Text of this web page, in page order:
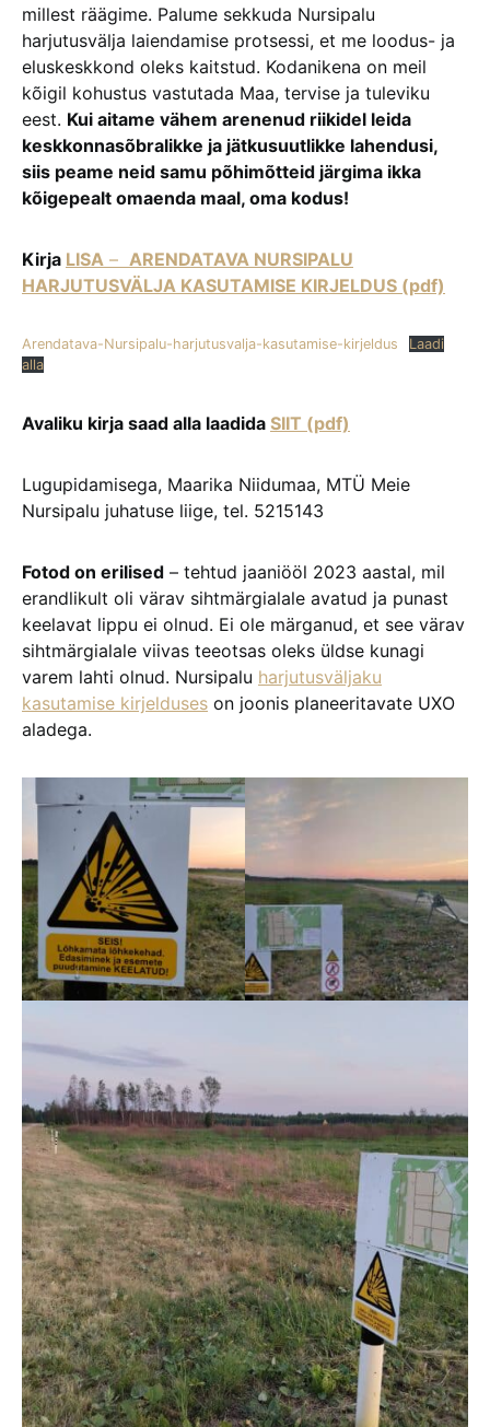
millest räägime. Palume sekkuda Nursipalu
harjutusvälja laiendamise protsessi, et me loodus- ja
eluskeskkond oleks kaitstud. Kodanikena on meil
kõigil kohustus vastutada Maa, tervise ja tuleviku
eest. Kui aitame vähem arenenud riikidel leida
keskkonnasõbralikke ja jätkusuutlikke lahendusi,
siis peame neid samu põhimõtteid järgima ikka
kõigepealt omaenda maal, oma kodus!
Kirja LISA – ARENDATAVA NURSIPALU
HARJUTUSVÄLJA KASUTAMISE KIRJELDUS (pdf)
Arendatava-Nursipalu-harjutusvalja-kasutamise-kirjeldus
Laadi
alla
Avaliku kirja saad alla laadida SIIT (pdf)
Lugupidamisega, Maarika Niidumaa, MTÜ Meie
Nursipalu juhatuse liige, tel. 5215143
Fotod on erilised – tehtud jaaniööl 2023 aastal, mil
erandlikult oli värav sihtmärgialale avatud ja punast
keelavat lippu ei olnud. Ei ole märganud, et see värav
sihtmärgialale viivas teeotsas oleks üldse kunagi
varem lahti olnud. Nursipalu harjutusväljaku
kasutamise kirjelduses on joonis planeeritavate UXO
aladega.